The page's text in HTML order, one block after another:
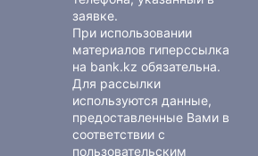
заявке.
При использовании
материалов гиперссылка
на bank.kz обязательна.
Для рассылки
используются данные,
предоставленные Вами в
соответствии с
пользовательским